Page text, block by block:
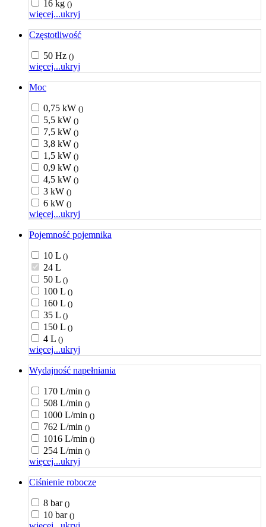
16 kg ()
więcej...ukryj
Częstotliwość
50 Hz ()
więcej...ukryj
Moc
0,75 kW ()
5,5 kW ()
7,5 kW ()
3,8 kW ()
1,5 kW ()
0,9 kW ()
4,5 kW ()
3 kW ()
6 kW ()
więcej...ukryj
Pojemność pojemnika
10 L ()
24 L
50 L ()
100 L ()
160 L ()
35 L ()
150 L ()
4 L ()
więcej...ukryj
Wydajność napełniania
170 L/min ()
508 L/min ()
1000 L/min ()
762 L/min ()
1016 L/min ()
254 L/min ()
więcej...ukryj
Ciśnienie robocze
8 bar ()
10 bar ()